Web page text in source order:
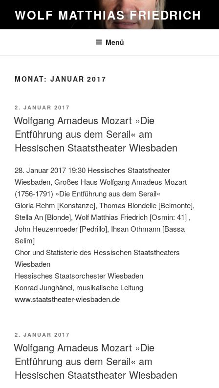
Inhalt
springen
WOLF MATTHIAS FRIEDRICH
Menü
MONAT: JANUAR 2017
VERÖFFENTLICHT
AM
2. JANUAR 2017
Wolfgang Amadeus Mozart »Die
Entführung aus dem Serail« am
Hessischen Staatstheater Wiesbaden
28. Januar 2017 19:30 Hessisches Staatstheater
Wiesbaden, Großes Haus Wolfgang Amadeus Mozart
(1756-1791) »Die Entführung aus dem Serail«
Gloria Rehm [Konstanze], Thomas Blondelle [Belmonte],
Stella An [Blonde], Wolf Matthias Friedrich [Osmin: 41] ,
John Heuzenroeder [Pedrillo], Ihsan Othmann [Bassa
Selim]
Chor und Statisterie des Hessischen Staatstheaters
Wiesbaden
Hessisches Staatsorchester Wiesbaden
Konrad Junghänel, musikalische Leitung
www.staatstheater-wiesbaden.de
VERÖFFENTLICHT
AM
2. JANUAR 2017
Wolfgang Amadeus Mozart »Die
Entführung aus dem Serail« am
Hessischen Staatstheater Wiesbaden